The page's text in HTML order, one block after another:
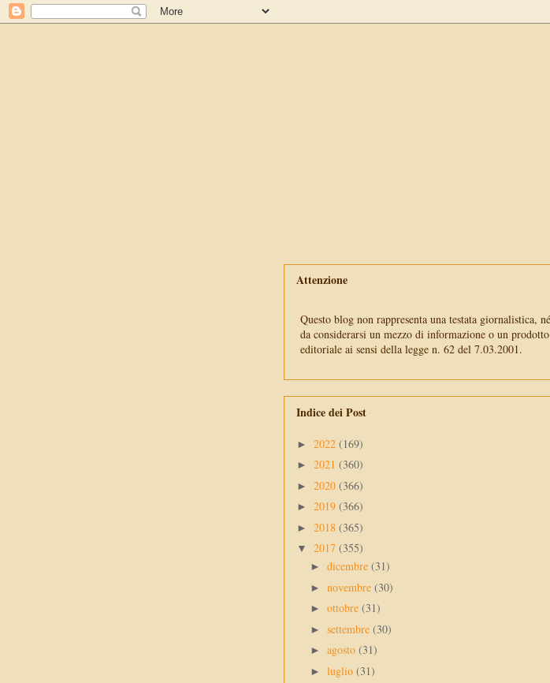
Attenzione
Questo blog non rappresenta una testata giornalistica,
da considerarsi un mezzo di informazione o un prodotto
editoriale ai sensi della legge n. 62 del 7.03.2001.
Indice dei Post
► 2022 (169)
► 2021 (360)
► 2020 (366)
► 2019 (366)
► 2018 (365)
▼ 2017 (355)
► dicembre (31)
► novembre (30)
► ottobre (31)
► settembre (30)
► agosto (31)
► luglio (31)